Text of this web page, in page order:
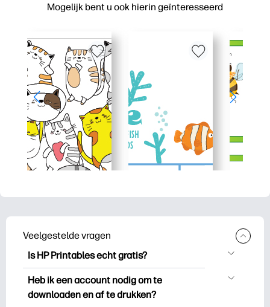
Mogelijk bent u ook hierin geïnteresseerd
Veelgestelde vragen
Is HP Printables echt gratis?
HP Printables biedt meer dan 2.500
gratis printables om te downloaden en
Heb ik een account nodig om te
downloaden en af te drukken?